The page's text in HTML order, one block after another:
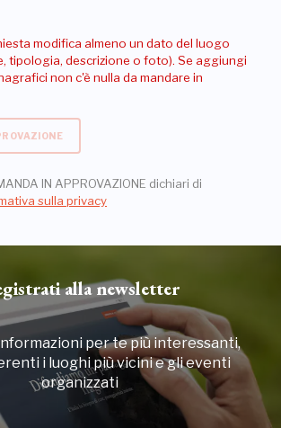
modifica almeno un dato del luogo
tipologia, descrizione o foto). Se aggiungi
non c'è nulla da mandare in
IN APPROVAZIONE dichiari di
sulla privacy
alla newsletter
per te più interessanti,
i luoghi più vicini e gli eventi
organizzati